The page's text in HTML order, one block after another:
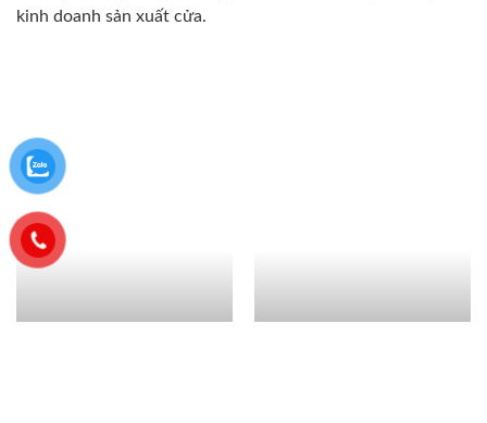
kinh doanh sản xuất cửa.